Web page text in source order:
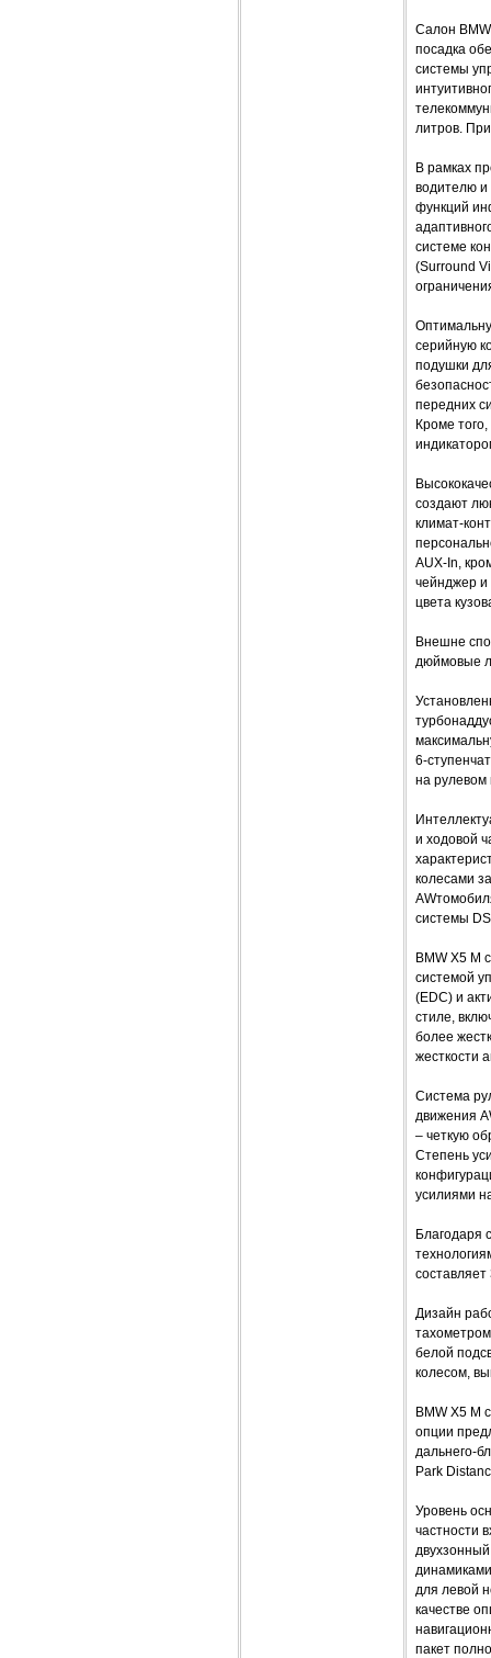
Салон
посадка
системы
литров.
В рамках
водителю и
функций
системе
(Surround
серийную
подушки
передних
Кроме
создают
климат-
AUX-In,
чейнджер
цвета
Внешне
дюймовые
6-
на
и ходовой
колесами
системы
BMW X5 M
системой
(EDC) и
стиле,
более
жесткости
Система
движения
– четкую
Степень
усилиями
Благодаря
Дизайн
белой
колесом,
BMW X5 M
опции
дальнего-
Park
Уровень
частности
для левой
качестве
пакет